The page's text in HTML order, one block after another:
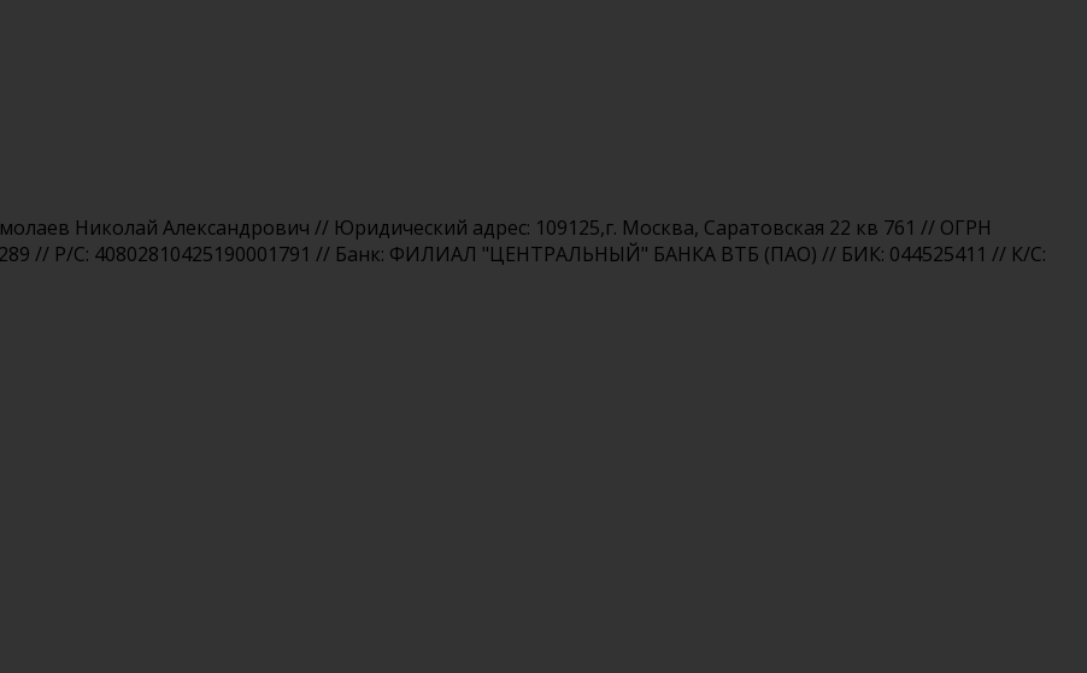
Николай Александрович // Юридический адрес: 109125,г. Москва, Саратовская 22 кв 761 // ОГРН
// Р/С: 40802810425190001791 // Банк: ФИЛИАЛ "ЦЕНТРАЛЬНЫЙ" БАНКА ВТБ (ПАО) // БИК: 044525411 // К/С: